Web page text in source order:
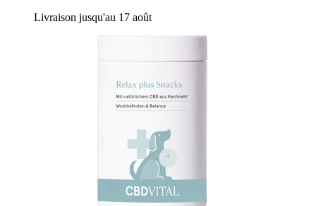
Livraison jusqu'au 17 août